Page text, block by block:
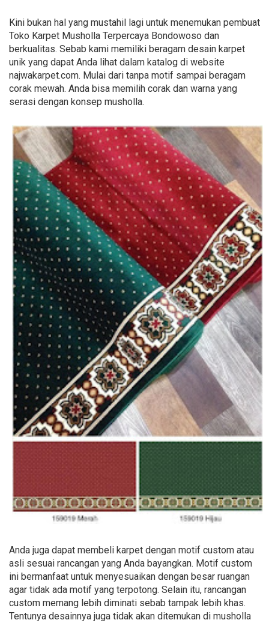
Kini bukan hal yang mustahil lagi untuk menemukan pembuat
Toko Karpet Musholla Terpercaya Bondowoso dan
berkualitas. Sebab kami memiliki beragam desain karpet
unik yang dapat Anda lihat dalam katalog di website
najwakarpet.com. Mulai dari tanpa motif sampai beragam
corak mewah. Anda bisa memilih corak dan warna yang
serasi dengan konsep musholla.
Anda juga dapat membeli karpet dengan motif custom atau
asli sesuai rancangan yang Anda bayangkan. Motif custom
ini bermanfaat untuk menyesuaikan dengan besar ruangan
agar tidak ada motif yang terpotong. Selain itu, rancangan
custom memang lebih diminati sebab tampak lebih khas.
Tentunya desainnya juga tidak akan ditemukan di musholla